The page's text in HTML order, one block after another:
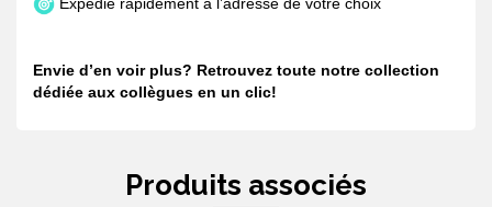
Envie d’en voir plus? Retrouvez toute notre collection
dédiée aux collègues en un clic!
Produits associés